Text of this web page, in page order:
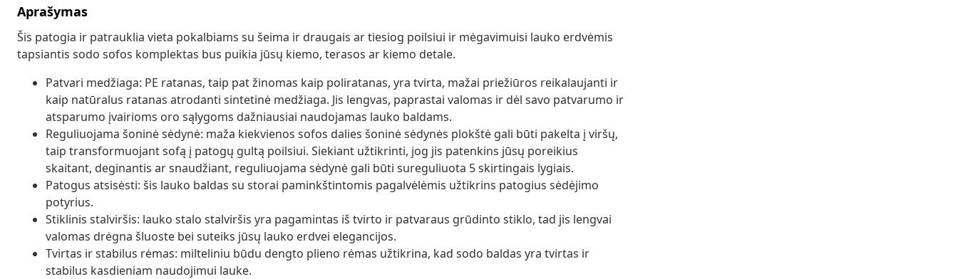
Aprašymas
Šis patogia ir patrauklia vieta pokalbiams su šeima ir draugais ar tiesiog poilsiui ir mėgavimuisi lauko erdvėmis
tapsiantis sodo sofos komplektas bus puikia jūsų kiemo, terasos ar kiemo detale.
Patvari medžiaga: PE ratanas, taip pat žinomas kaip poliratanas, yra tvirta, mažai priežiūros reikalaujanti ir
kaip natūralus ratanas atrodanti sintetinė medžiaga. Jis lengvas, paprastai valomas ir dėl savo patvarumo ir
atsparumo įvairioms oro sąlygoms dažniausiai naudojamas lauko baldams.
Reguliuojama šoninė sėdynė: maža kiekvienos sofos dalies šoninė sėdynės plokštė gali būti pakelta į viršų,
taip transformuojant sofą į patogų gultą poilsiui. Siekiant užtikrinti, jog jis patenkins jūsų poreikius
skaitant, deginantis ar snaudžiant, reguliuojama sėdynė gali būti sureguliuota 5 skirtingais lygiais.
Patogus atsisėsti: šis lauko baldas su storai paminkštintomis pagalvėlėmis užtikrins patogius sėdėjimo
potyrius.
Stiklinis stalviršis: lauko stalo stalviršis yra pagamintas iš tvirto ir patvaraus grūdinto stiklo, tad jis lengvai
valomas drėgna šluoste bei suteiks jūsų lauko erdvei elegancijos.
Tvirtas ir stabilus rėmas: milteliniu būdu dengto plieno rėmas užtikrina, kad sodo baldas yra tvirtas ir
stabilus kasdieniam naudojimui lauke.